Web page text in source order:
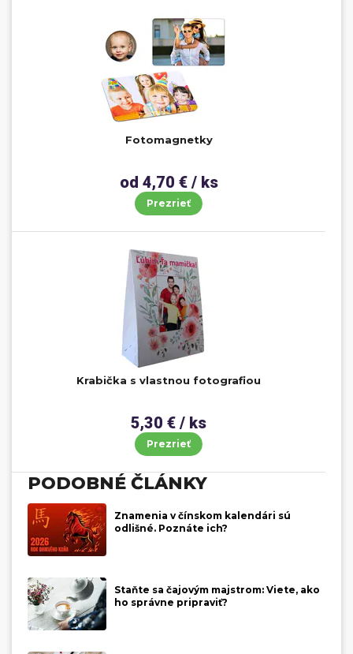
Fotomagnetky
od 4,70 € / ks
Prezrieť
Krabička s vlastnou fotografiou
5,30 € / ks
Prezrieť
PODOBNÉ ČLÁNKY
Znamenia v čínskom kalendári sú
odlišné. Poznáte ich?
Staňte sa čajovým majstrom: Viete, ako
ho správne pripraviť?